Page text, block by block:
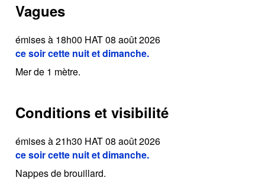
Vagues
émises à 18h00 HAT 08 août 2026
ce soir cette nuit et dimanche.
Mer de 1 mètre.
Conditions et visibilité
émises à 21h30 HAT 08 août 2026
ce soir cette nuit et dimanche.
Nappes de brouillard.